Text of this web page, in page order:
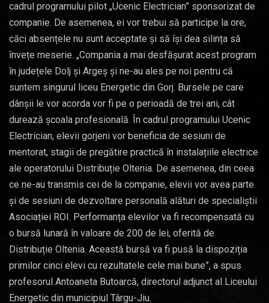
cadrul programului pilot „Ucenic Electrician” sponsorizat de
companie. De asemenea, ei vor trebui să participe la ore,
căci absențele nu sunt acceptate și să își dea silința să
învețe meserie. „Compania a mai desfășurat acest program
în județele Dolj și Argeș și ne-au ales pe noi pentru că
suntem singurul liceu Energetic din Gorj. Bursele pe care
dânșii le vor acorda vor fi pe o perioadă de trei ani, cât
durează școala profesională. În cadrul programului Ucenic
Electrician, elevii gorjeni vor beneficia de sesiuni de
mentorat, stagii de pregătire practică în instalațiile electrice
ale operatorului Distribuție Oltenia. De asemenea, din ceea
ce ne-au transmis cei de la companie, elevii vor avea parte
și de sesiuni de dezvoltare personală alături de specialiștii
Asociației ROI. Performanța elevilor va fi recompensată cu
o bursă lunară în valoare de 200 de lei, oferită de
Distribuție Oltenia. Această bursă va fi pusă la dispoziția
primilor cinci elevi cu rezultatele cele mai bune”, a spus
profesorul Antoaneta Butoarcă, directorul adjunct al Liceului
Energetic din municipiul Târgu-Jiu.